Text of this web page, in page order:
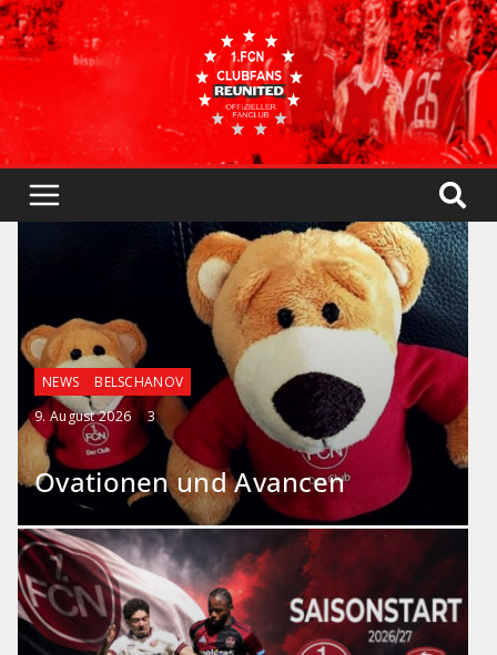
NEWS
BELSCHANOV
9. August 2026
3
Ovationen und Avancen